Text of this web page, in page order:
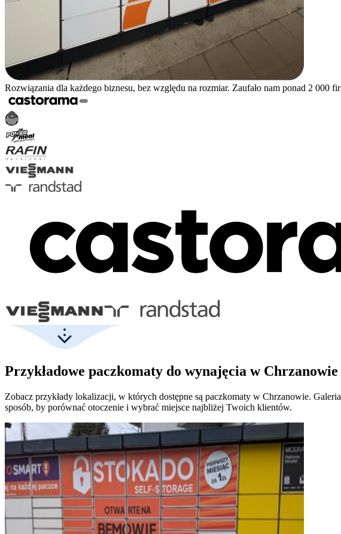
Rozwiązania dla każdego biznesu, bez względu na rozmiar. Zaufało nam ponad 2 000
Przykładowe paczkomaty do wynajęcia w Chrzanowie
Zobacz przykłady lokalizacji, w których dostępne są paczkomaty w Chrzanowie.
sposób, by porównać otoczenie i wybrać miejsce najbliżej Twoich klientów.